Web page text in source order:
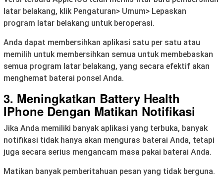
latar belakang, klik Pengaturan> Umum> Lepaskan
program latar belakang untuk beroperasi.
Anda dapat membersihkan aplikasi satu per satu atau
memilih untuk membersihkan semua untuk membebaskan
semua program latar belakang, yang secara efektif akan
menghemat baterai ponsel Anda.
3. Meningkatkan Battery Health
IPhone Dengan Matikan Notifikasi
Jika Anda memiliki banyak aplikasi yang terbuka, banyak
notifikasi tidak hanya akan menguras baterai Anda, tetapi
juga secara serius mengancam masa pakai baterai Anda.
Matikan banyak pemberitahuan pesan yang tidak berguna.